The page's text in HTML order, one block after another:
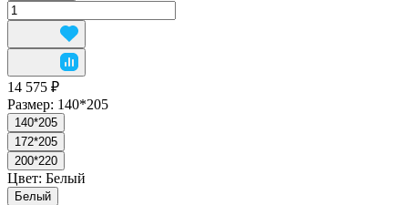
14 575 ₽
Размер: 140*205
140*205
172*205
200*220
Цвет: Белый
Белый